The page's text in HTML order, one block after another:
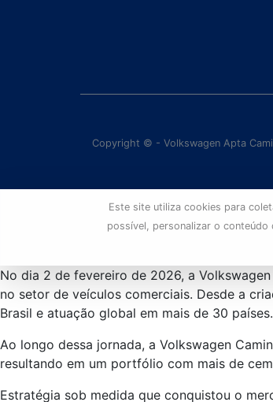
Copyright © - Volkswagen Apta
Este site utiliza cookies para
possível, personalizar o
No dia 2 de fevereiro de 2026, a
no setor de veículos comerciais. Desde a
Brasil e atuação global em mais de 30 países.
Ao longo dessa jornada, a Volkswagen
resultando em um portfólio com mais de
Estratégia sob medida que conquistou o